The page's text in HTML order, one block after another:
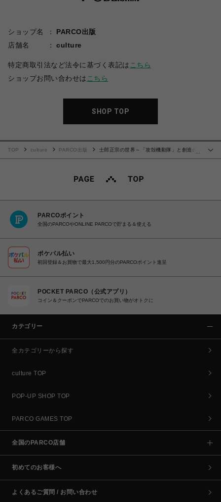
ショップ名
PARCO出版
店舗名
culture
特定商取引法など法令に基づく表記は こちら
ショップお問い合わせは こちら
SHOP TOP
…
TOP culture PARCO出版
士郎正宗の世界～「攻殻機動隊」と創造の
PARCOポイント
全国のPARCOやONLINE PARCOで貯まる＆使える
ポケパル払い
初回登録＆お買物で最大1,500円分のPARCOポイント進呈
POCKET PARCO（公式アプリ）
コイン＆クーポンでPARCOでのお買い物がオトクに
カテゴリー
全カテゴリーから探す
culture TOP
POP-UP SHOP TOP
PARCO GAMES TOP
全国のPARCO店舗
初めてのお客様へ
よくあるご質問 / お問い合わせ